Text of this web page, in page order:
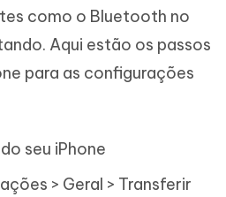
como o Bluetooth no
Aqui estão os passos
para as configurações
seu iPhone
> Geral > Transferir